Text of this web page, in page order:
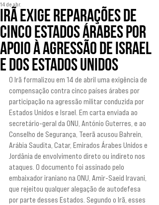
Irã exige reparações de
cinco Estados árabes por
apoio à agressão de Israel
e dos Estados Unidos
14 de abr.
O Irã formalizou em 14 de abril uma exigência de
compensação contra cinco países árabes por
participação na agressão militar conduzida por
Estados Unidos e Israel. Em carta enviada ao
secretário-geral da ONU, António Guterres, e ao
Conselho de Segurança, Teerã acusou Bahrein,
Arábia Saudita, Catar, Emirados Árabes Unidos e
Jordânia de envolvimento direto ou indireto nos
ataques. O documento foi assinado pelo
embaixador iraniano na ONU, Amir-Saeid Iravani,
que rejeitou qualquer alegação de autodefesa
por parte desses Estados. Segundo o Irã, esses